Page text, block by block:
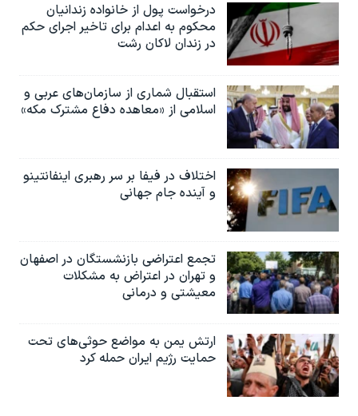
درخواست پول از خانواده زندانیان
محکوم به‌ اعدام برای تاخیر اجرای حکم
در زندان لاکان رشت
استقبال شماری از سازمان‌های عربی و
اسلامی از «معاهده دفاع مشترک مکه»
اختلاف در فیفا بر سر رهبری اینفانتینو
و آینده جام جهانی
تجمع اعتراضی بازنشستگان در اصفهان
و تهران در اعتراض به مشکلات
معیشتی و درمانی
ارتش یمن به مواضع حوثی‌های تحت
حمایت رژیم ایران حمله کرد